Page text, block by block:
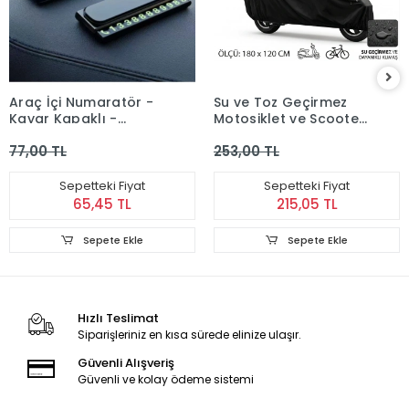
Araç İçi Numaratör -
Kayar Kapaklı -
77,00 TL
Sepetteki Fiyat
65,45 TL
Sepete Ekle
Su ve Toz Geçirmez
Motosiklet ve Scooter
180x120 cm
253,00 TL
Sepetteki Fiyat
215,05 TL
Sepete Ekle
Hızlı Teslimat
Siparişleriniz en kısa sürede elinize ulaşır.
Güvenli Alışveriş
Güvenli ve kolay ödeme sistemi